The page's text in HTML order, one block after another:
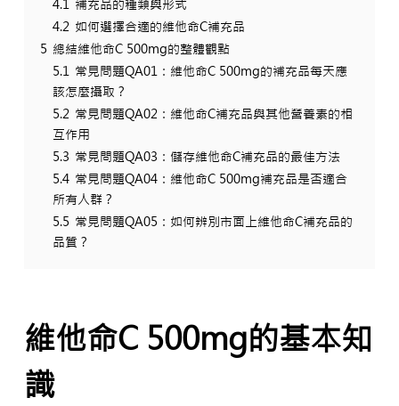
4.1 補充品的種類與形式
4.2 如何選擇合適的維他命C補充品
5 總結維他命C 500mg的整體觀點
5.1 常見問題QA01：維他命C 500mg的補充品每天應
該怎麼攝取？
5.2 常見問題QA02：維他命C補充品與其他營養素的相
互作用
5.3 常見問題QA03：儲存維他命C補充品的最佳方法
5.4 常見問題QA04：維他命C 500mg補充品是否適合
所有人群？
5.5 常見問題QA05：如何辨別市面上維他命C補充品的
品質？
維他命C 500mg的基本知
識